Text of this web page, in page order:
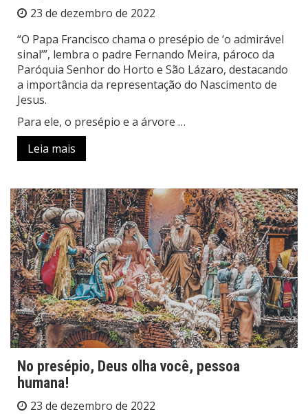
23 de dezembro de 2022
“O Papa Francisco chama o presépio de ‘o admirável
sinal’”, lembra o padre Fernando Meira, pároco da
Paróquia Senhor do Horto e São Lázaro, destacando
a importância da representação do Nascimento de
Jesus.
Para ele, o presépio e a árvore …
Leia mais
No presépio, Deus olha você, pessoa
humana!
23 de dezembro de 2022